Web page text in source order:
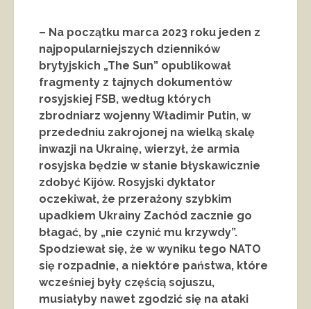
– Na początku marca 2023 roku jeden z
najpopularniejszych dzienników
brytyjskich „The Sun” opublikował
fragmenty z tajnych dokumentów
rosyjskiej FSB, według których
zbrodniarz wojenny Władimir Putin, w
przededniu zakrojonej na wielką skalę
inwazji na Ukrainę, wierzył, że armia
rosyjska będzie w stanie błyskawicznie
zdobyć Kijów. Rosyjski dyktator
oczekiwał, że przerażony szybkim
upadkiem Ukrainy Zachód zacznie go
błagać, by „nie czynić mu krzywdy”.
Spodziewał się, że w wyniku tego NATO
się rozpadnie, a niektóre państwa, które
wcześniej były częścią sojuszu,
musiałyby nawet zgodzić się na ataki